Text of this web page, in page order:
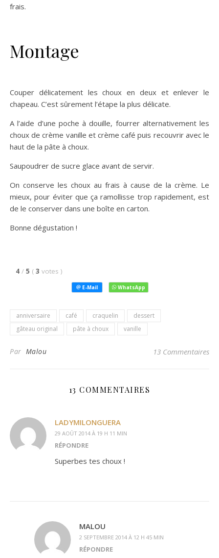
frais.
Montage
Couper délicatement les choux en deux et enlever le
chapeau. C’est sûrement l’étape la plus délicate.
A l’aide d’une poche à douille, fourrer alternativement les
choux de crème vanille et crème café puis recouvrir avec le
haut de la pâte à choux.
Saupoudrer de sucre glace avant de servir.
On conserve les choux au frais à cause de la crème. Le
mieux, pour éviter que ça ramollisse trop rapidement, est
de le conserver dans une boîte en carton.
Bonne dégustation !
4 / 5 ( 3 votes )
anniversaire café craquelin
dessert
gâteau original
pâte à choux vanille
Par Malou 13 Commentaires
13 COMMENTAIRES
LADYMILONGUERA
29 AOÛT 2014 À 19 H 11 MIN
RÉPONDRE
Superbes tes choux !
MALOU
2 SEPTEMBRE 2014 À 12 H 45 MIN
RÉPONDRE